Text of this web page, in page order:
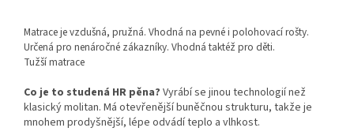
Matrace je vzdušná, pružná. Vhodná na pevné i polohovací rošty.
Určená pro nenáročné zákazníky. Vhodná taktéž pro děti.
Tužší matrace
Co je to studená HR pěna? Vyrábí se jinou technologií než
klasický molitan. Má otevřenější buněčnou strukturu, takže je
mnohem prodyšnější, lépe odvádí teplo a vlhkost.